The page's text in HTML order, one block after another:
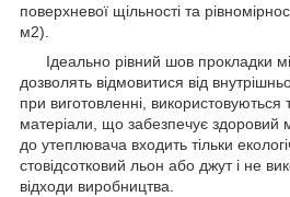
поверхневої щільності та
м2).
Ідеально рівний шов прокладки
дозволять відмовитися від
при виготовленні, використовуються
матеріали, що забезпечує здоровий
до утеплювача входить тільки
стовідсотковий льон або джут і не
відходи виробництва.